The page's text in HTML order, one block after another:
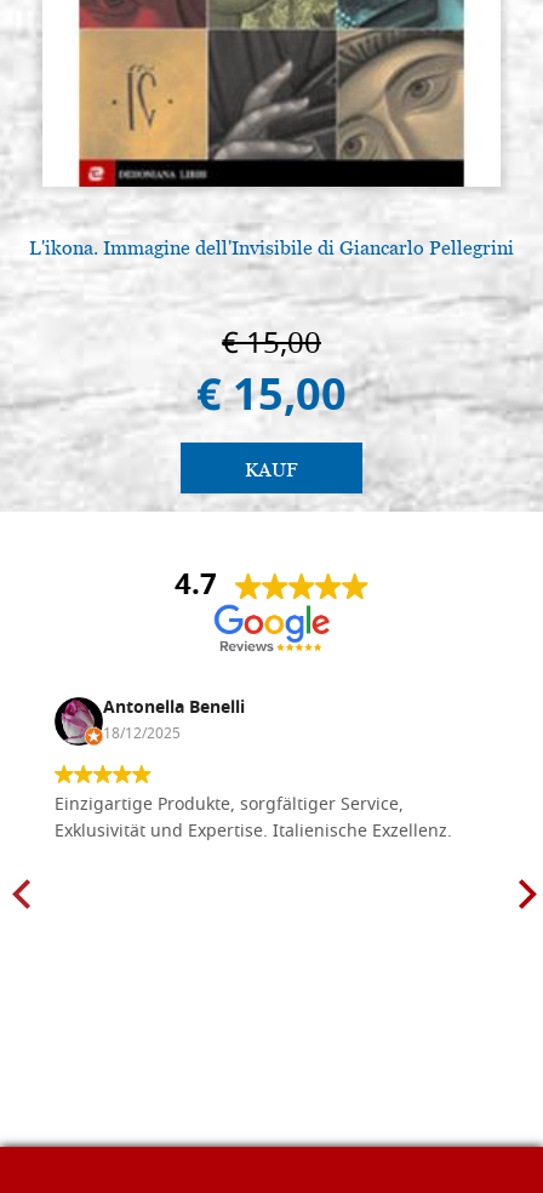
L'ikona. Immagine dell'Invisibile di Giancarlo Pellegrini
€ 15,00
€ 15,00
KAUF
4.7
Antonella Benelli
18/12/2025
Einzigartige Produkte, sorgfältiger Service,
Exklusivität und Expertise. Italienische Exzellenz.